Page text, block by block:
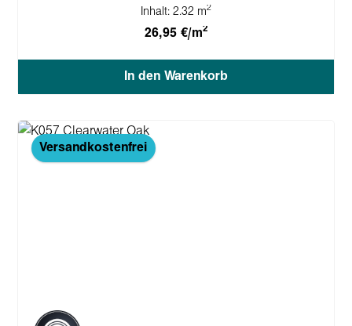
Inhalt: 2.32 m2
26,95 €/m2
In den Warenkorb
Versandkostenfrei